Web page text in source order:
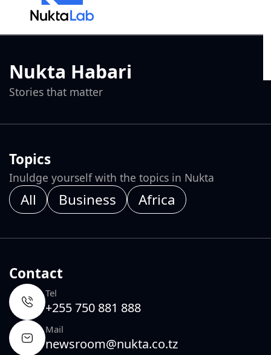
Nukta Habari
Stories that matter
Topics
Inuldge yourself with the topics in Nukta
All Business Africa
Contact
Tel
+255 750 881 888
Mail
newsroom@nukta.co.tz